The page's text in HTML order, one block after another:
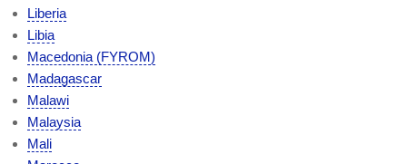
Liberia
Libia
Macedonia (FYROM)
Madagascar
Malawi
Malaysia
Mali